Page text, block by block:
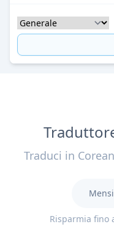
Traduci in
Risparmia fino